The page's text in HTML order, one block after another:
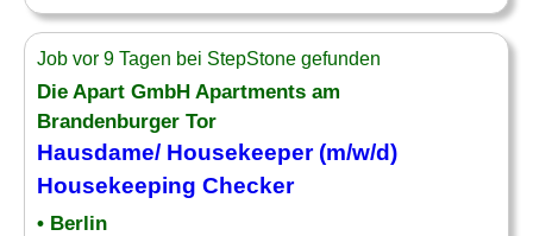
Job vor 9 Tagen bei StepStone gefunden
Die Apart GmbH Apartments am
Brandenburger Tor
Hausdame/ Housekeeper (m/w/d)
Housekeeping Checker
• Berlin